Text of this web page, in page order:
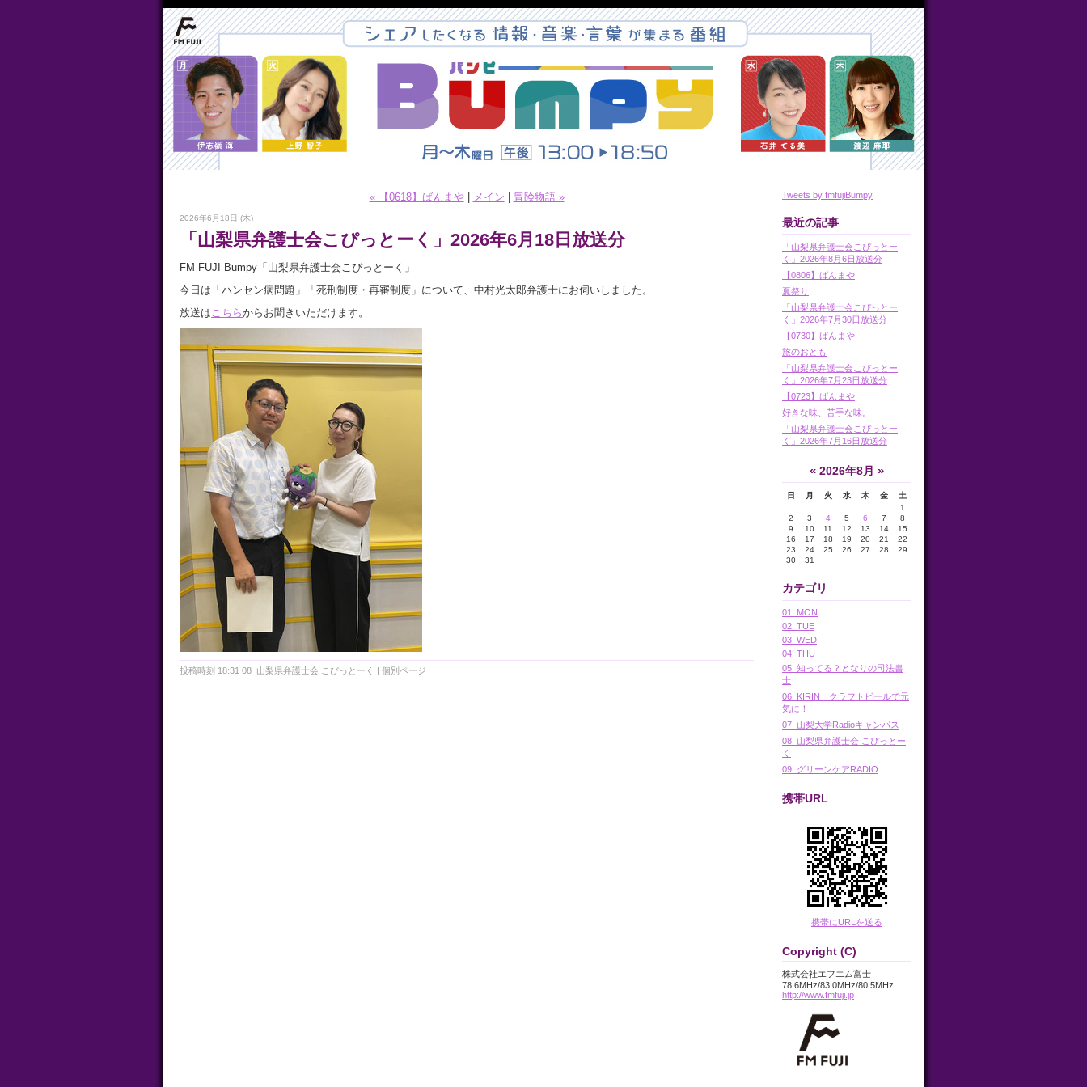
« 【0618】ばんまや| メイン 冒険物語 »
2026年6月18日 (木)
「山梨県弁護士会こぴっとーく」2026年6月18日放送分
FM FUJI Bumpy「山梨県弁護士会こぴっとーく」
今日は「ハンセン病問題」「死刑制度・再審制度」について、中村光太郎弁護士にお伺いしました。
放送はこちらからお聞きいただけます。
投稿時刻 18:31 08_山梨県弁護士会 こぴっとーく | 個別ページ
Tweets by fmfujiBumpy
最近の記事
「山梨県弁護士会こぴっとー
く」2026年8月6日放送分
【0806】ばんまや
夏祭り
「山梨県弁護士会こぴっとー
く」2026年7月30日放送分
【0730】ばんまや
旅のおとも
「山梨県弁護士会こぴっとー
く」2026年7月23日放送分
【0723】ばんまや
好きな味、苦手な味。
「山梨県弁護士会こぴっとー
く」2026年7月16日放送分
« 2026年8月 »
日 月 火 水 木 金
土
1
2
3 4 5 6 7
8
9
10 11 12 13 14
15
16
17 18 19 20 21
22
23
24 25 26 27 28
29
30
31
カテゴリ
01_MON
02_TUE
03_WED
04_THU
05_知ってる？となりの司法書
士
06_KIRIN クラフトビールで元
気に！
07_山梨大学Radioキャンパス
08_山梨県弁護士会 こぴっとー
く
09_グリーンケアRADIO
携帯URL
携帯にURLを送る
Copyright (C)
株式会社エフエム富士
78.6MHz/83.0MHz/80.5MHz
http://www.fmfuji.jp